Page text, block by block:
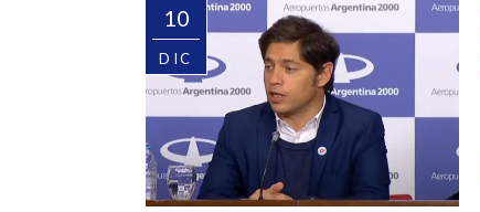
10
DIC